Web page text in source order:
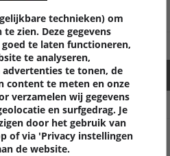
Volgendeartikel
technieken) om
zien. Deze gegevens
te laten functioneren,
te analyseren,
te tonen, de
content te meten en onze
verzamelen wij gegevens
en surfgedrag. Je
door het gebruik van
of via 'Privacy instellingen
de website.